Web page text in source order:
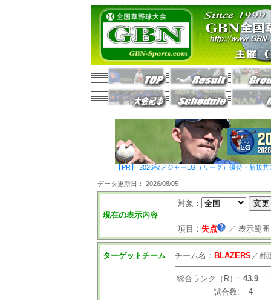
【PR】 2026秋メジャーLG（リーグ）優待・新規
データ更新日： 2026/08/05
現在の表示内容
対象：
項目： 失点 ／ 表示範囲
ターゲットチーム チーム名： BLAZERS ／都
総合ランク（R）: 43.9
試合数:
4